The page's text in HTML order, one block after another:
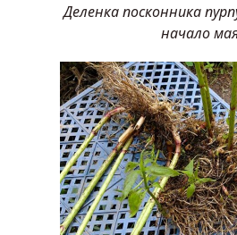
Деленка посконника
начало